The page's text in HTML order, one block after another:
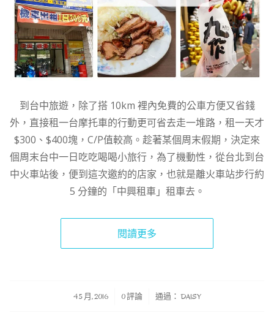
到台中旅遊，除了搭 10km 裡內免費的公車方便又省錢
外，直接租一台摩托車的行動更可省去走一堆路，租一天才
$300、$400塊，C/P值較高。趁著某個周末假期，決定來
個周末台中一日吃吃喝喝小旅行，為了機動性，從台北到台
中火車站後，便到這次邀約的店家，也就是離火車站步行約
5 分鐘的「中興租車」租車去。
閱讀更多
4 5 月, 2016
/ 0 評論 通過： DAISY